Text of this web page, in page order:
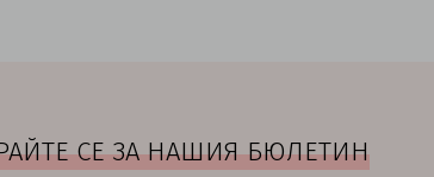
СЕ ЗА НАШИЯ БЮЛЕТИН